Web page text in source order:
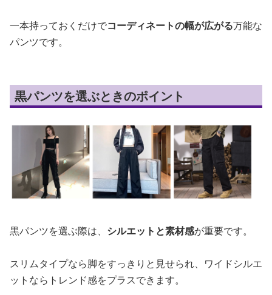
一本持っておくだけでコーディネートの幅が広がる万能な
パンツです。
黒パンツを選ぶときのポイント
黒パンツを選ぶ際は、 シルエットと素材感が重要です。
スリムタイプなら脚をすっきりと見せられ、ワイドシルエ
ットならトレンド感をプラスできます。